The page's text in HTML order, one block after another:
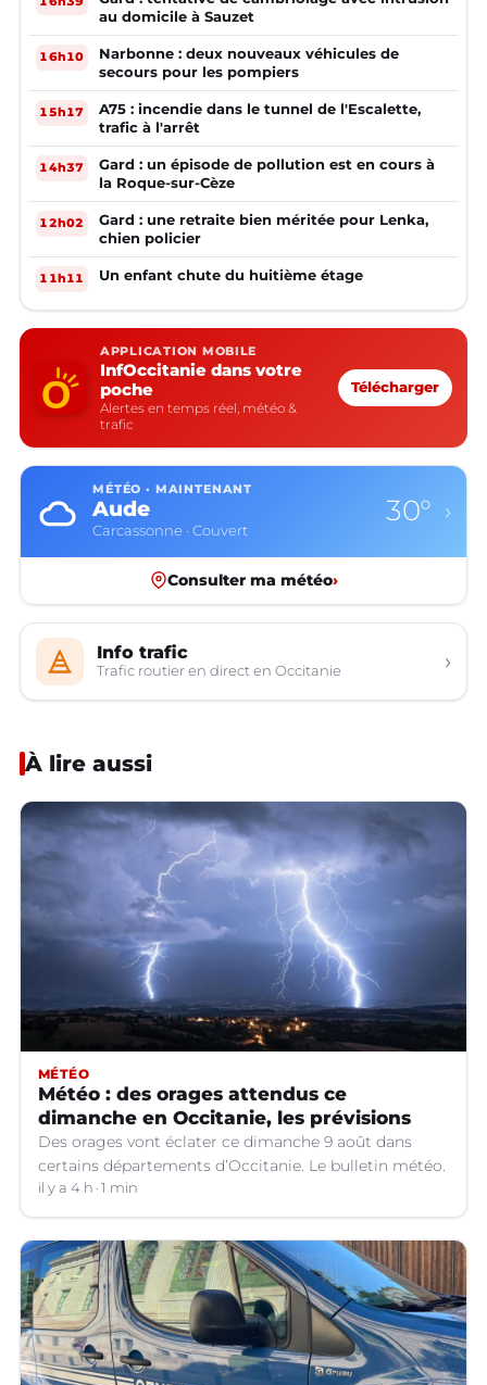
au domicile à Sauzet
16h10
Narbonne : deux nouveaux véhicules de
secours pour les pompiers
15h17
A75 : incendie dans le tunnel de l'Escalette,
trafic à l'arrêt
14h37
Gard : un épisode de pollution est en cours à
la Roque-sur-Cèze
12h02
Gard : une retraite bien méritée pour Lenka,
chien policier
11h11 Un enfant chute du huitième étage
APPLICATION MOBILE
InfOccitanie dans votre
poche
Alertes en temps réel, météo &
trafic
Télécharger
MÉTÉO · MAINTENANT
Aude
Carcassonne · Couvert
30° ›
Consulter ma météo›
Info trafic
Trafic routier en direct en Occitanie ›
À lire aussi
MÉTÉO
Météo : des orages attendus ce
dimanche en Occitanie, les prévisions
Des orages vont éclater ce dimanche 9 août dans
certains départements d’Occitanie. Le bulletin météo.
il y a 4 h 1 min